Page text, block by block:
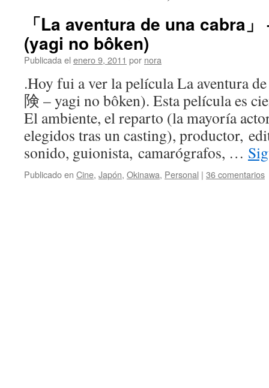
「La aventura de una cabra
(yagi no bôken)
Publicada el enero 9, 2011 por nora
.Hoy fui a ver la película La aventura
険 – yagi no bôken). Esta película es
El ambiente, el reparto (la mayoría
elegidos tras un casting), productor,
sonido, guionista, camarógrafos, …
Publicado en Cine, Japón, Okinawa, Personal | 36 comentarios